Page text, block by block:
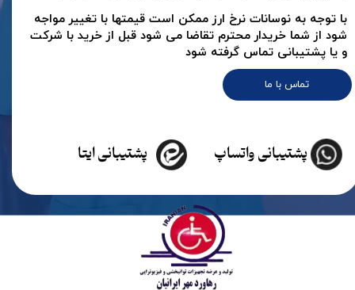
تماس با ما
پشتیبانی ایتا پشتیبانی واتساپ
با توجه به نوسانات نرخ ارز ممکن است قیمتها با تغییر مواجه
شود از شما خریدار محترم تقاضا می شود قبل از خرید با شرکت
و یا پشتیبانی تماس گرفته شود